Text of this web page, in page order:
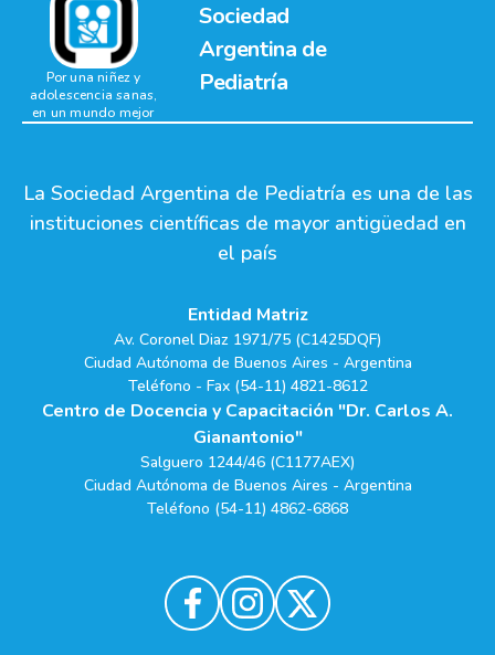
Sociedad
Argentina de
Pediatría
Por una niñez y
adolescencia sanas,
en un mundo mejor
La Sociedad Argentina de Pediatría es una de las
instituciones científicas de mayor antigüedad en
el país
Entidad Matriz
Av. Coronel Diaz 1971/75 (C1425DQF)
Ciudad Autónoma de Buenos Aires - Argentina
Teléfono - Fax (54-11) 4821-8612
Centro de Docencia y Capacitación "Dr. Carlos A.
Gianantonio"
Salguero 1244/46 (C1177AEX)
Ciudad Autónoma de Buenos Aires - Argentina
Teléfono (54-11) 4862-6868